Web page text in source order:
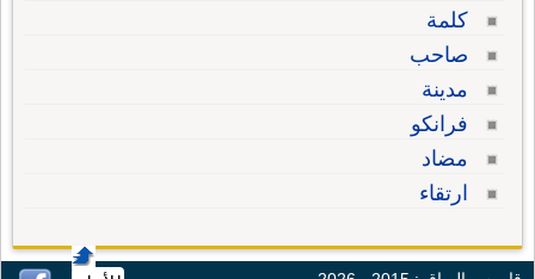
كلمة
صاحب
مدينة
فرانكو
مضاد
ارتقاء